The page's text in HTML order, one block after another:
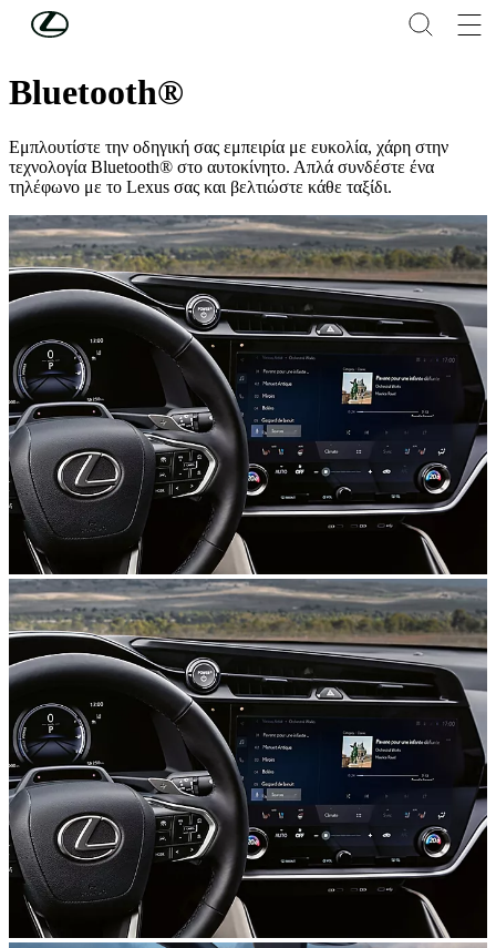
Συνέχεια στο κύριο περιεχόμενο
Συνδεδεμένες Υπηρεσίες & Πολυμέσα
Bluetooth®
Εμπλουτίστε την οδηγική σας εμπειρία με ευκολία, χάρη στην
τεχνολογία Bluetooth® στο αυτοκίνητο. Απλά συνδέστε ένα
τηλέφωνο με το Lexus σας και βελτιώστε κάθε ταξίδι.